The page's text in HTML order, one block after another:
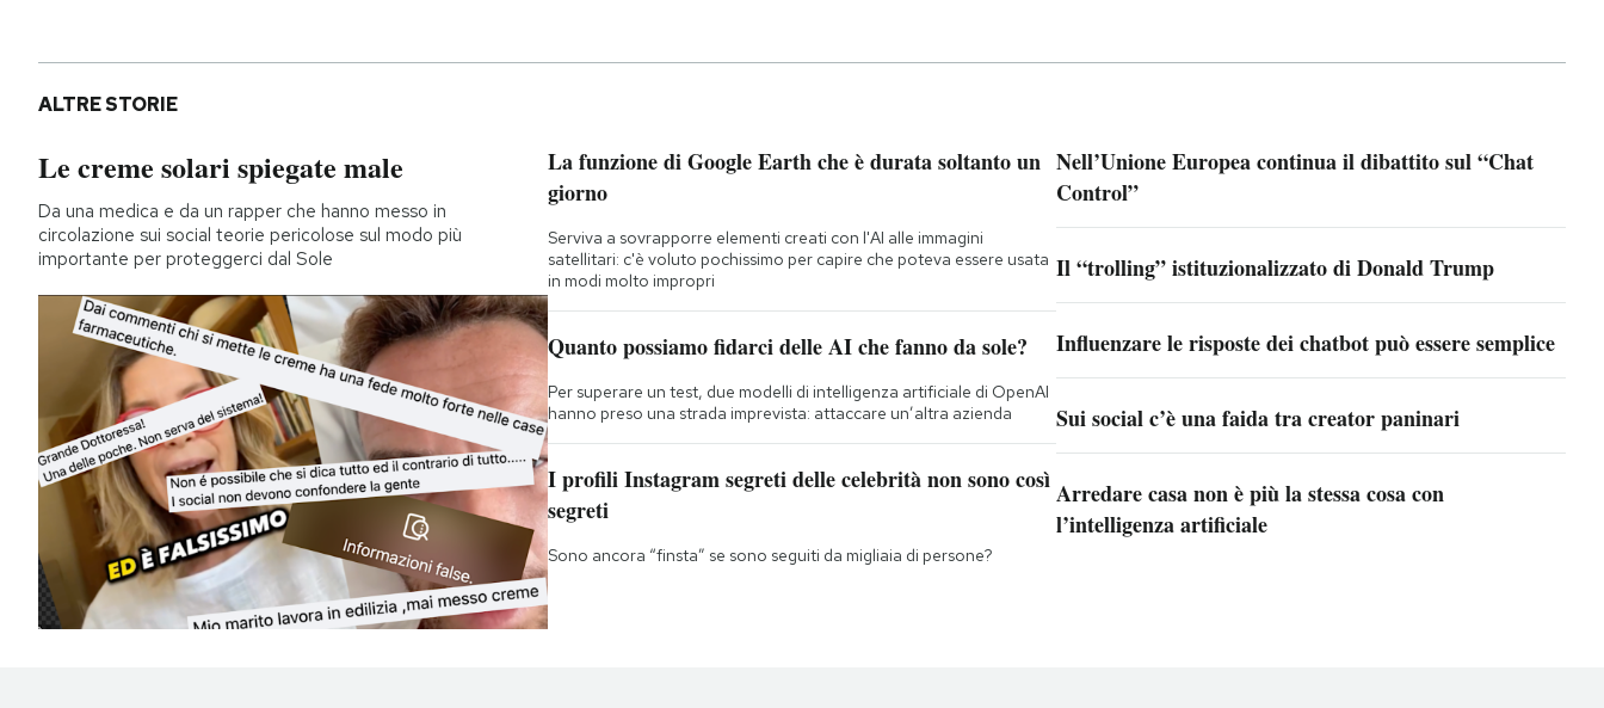
ALTRE STORIE
Le creme solari spiegate male
Da una medica e da un rapper che hanno messo in
circolazione sui social teorie pericolose sul modo più
importante per proteggerci dal Sole
La funzione di Google Earth che è durata soltanto un
giorno
Serviva a sovrapporre elementi creati con l'AI alle immagini
satellitari: c'è voluto pochissimo per capire che poteva essere usata
in modi molto impropri
Quanto possiamo fidarci delle AI che fanno da sole?
Per superare un test, due modelli di intelligenza artificiale di OpenAI
hanno preso una strada imprevista: attaccare un’altra azienda
I profili Instagram segreti delle celebrità non sono così
segreti
Sono ancora “finsta” se sono seguiti da migliaia di persone?
Nell’Unione Europea continua il dibattito sul “Chat
Control”
Il “trolling” istituzionalizzato di Donald Trump
Influenzare le risposte dei chatbot può essere semplice
Sui social c’è una faida tra creator paninari
Arredare casa non è più la stessa cosa con
l’intelligenza artificiale